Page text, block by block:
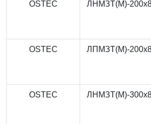
OSTEC ЛНМЗТ(М)-
OSTEC ЛПМЗТ(М)-
OSTEC ЛНМЗТ(М)-